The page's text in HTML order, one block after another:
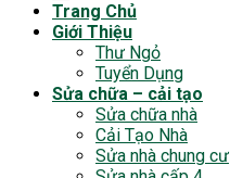
Trang Chủ
Giới Thiệu
Thư Ngỏ
Tuyển Dụng
Sửa chữa – cải tạo
Sửa chữa nhà
Cải Tạo Nhà
Sửa nhà chung cư